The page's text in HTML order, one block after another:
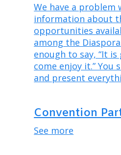
We have a problem
information about
opportunities
among the
enough to say, “It is
come enjoy it.” You
and present
Convention
See more